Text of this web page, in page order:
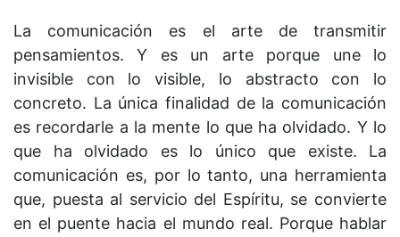
La comunicación es el arte de transmitir
pensamientos. Y es un arte porque une lo
invisible con lo visible, lo abstracto con lo
concreto. La única finalidad de la comunicación
es recordarle a la mente lo que ha olvidado. Y lo
que ha olvidado es lo único que existe. La
comunicación es, por lo tanto, una herramienta
que, puesta al servicio del Espíritu, se convierte
en el puente hacia el mundo real. Porque hablar